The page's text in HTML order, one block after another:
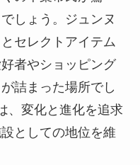
しょう。ジュンヌ
セレクトアイテム
者やショッピング
詰まった場所でし
、変化と進化を追求
としての地位を維